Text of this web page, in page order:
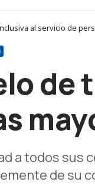
al servicio de
de
a todos sus
de su